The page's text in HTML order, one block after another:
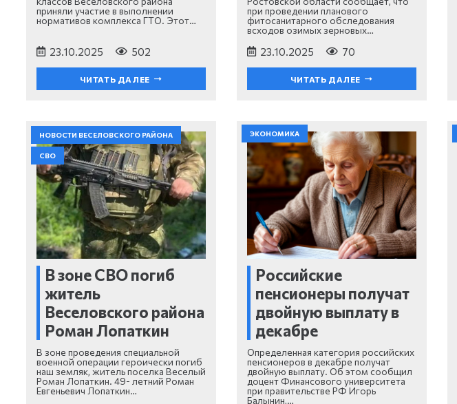
приняли участие в выполнении
нормативов комплекса ГТО. Этот…
23.10.2025 502
ЧИТАТЬ ДАЛЕЕ
при проведении планового
фитосанитарного обследования
всходов озимых зерновых…
23.10.2025 70
ЧИТАТЬ ДАЛЕЕ
НОВОСТИ ВЕСЕЛОВСКОГО РАЙОНА
СВО
В зоне СВО погиб
житель
Веселовского района
Роман Лопаткин
В зоне проведения специальной
военной операции героически погиб
наш земляк, житель поселка Веселый
Роман Лопаткин. 49- летний Роман
Евгеньевич Лопаткин…
ЭКОНОМИКА
Российские
пенсионеры получат
двойную выплату в
декабре
Определенная категория российских
пенсионеров в декабре получат
двойную выплату. Об этом сообщил
доцент Финансового университета
при правительстве РФ Игорь
Балынин,…